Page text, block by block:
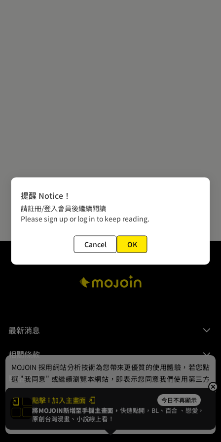
最新消息
相關條款
聯絡我們
© 2024 gamania Digital Entertainment Co., Ltd.
點擊 加入主畫面 今日不再顯示
將MOJOIN新增至手機主畫面，快速點開，BL、 百合 、戀愛，
原創台灣漫畫、小說線上看！
MOJOIN 採用網站分析技術為您帶來更優質的使用體驗，若您點
選 "我同意" 或繼續瀏覽本網站，即表示您同意我們使用第三方
Cookie，欲瞭解更多資訊請見隱私權政策。
我同意
提醒 Notice！
請註冊/登入會員後繼續閱讀
Please sign up or log in to keep reading.
Cancel OK